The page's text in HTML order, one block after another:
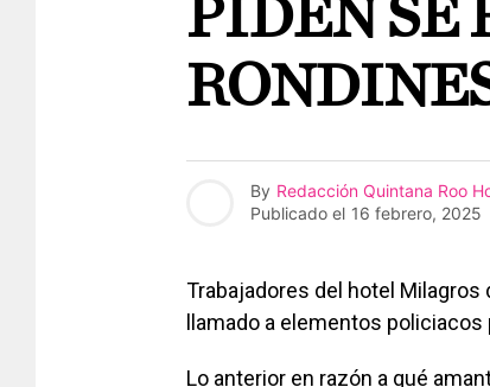
PIDEN SE
By Redacción Quintana Roo
Publicado el 16 febrero, 2025
Trabajadores del hotel Milagros
llamado a elementos policiacos
Lo anterior en razón a qué